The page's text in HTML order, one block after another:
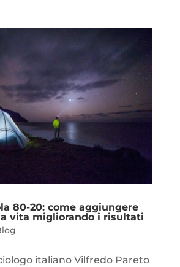
80-20: come aggiungere
vita migliorando i risultati
italiano Vilfredo Pareto